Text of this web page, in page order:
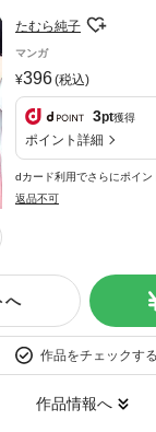
たむら純子
マンガ
396(税込)
3pt獲得
ポイント詳細
dカード利用でさらにポイン
返品不可
へ
作品をチェックする
作品情報へ